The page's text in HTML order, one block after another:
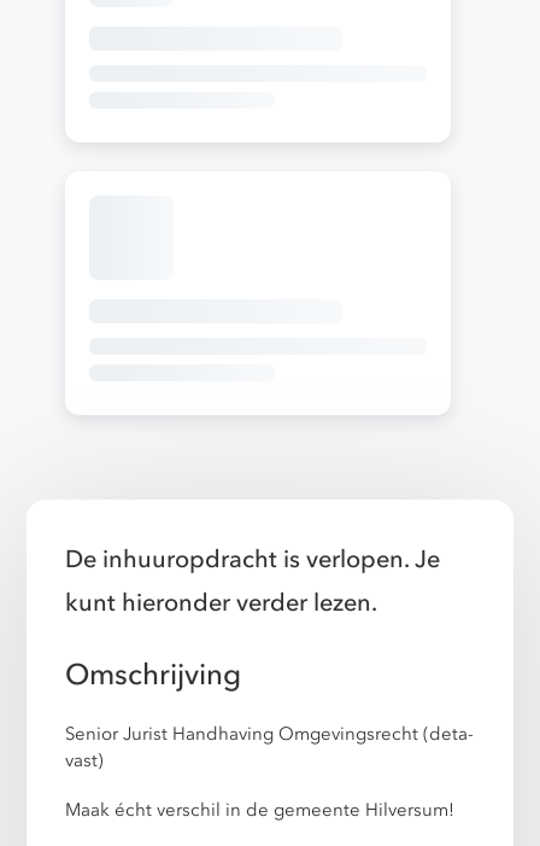
De inhuuropdracht is verlopen. Je
kunt hieronder verder lezen.
Omschrijving
Senior Jurist Handhaving Omgevingsrecht (deta-
vast)
Maak écht verschil in de gemeente Hilversum!